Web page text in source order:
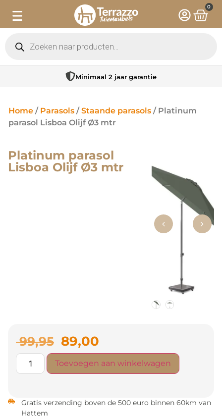
0
Minimaal 2 jaar garantie
Home / Parasols / Staande parasols / Platinum
parasol Lisboa Olijf Ø3 mtr
Platinum parasol
Lisboa Olijf Ø3 mtr
99,95 89,00
Toevoegen aan winkelwagen
Gratis verzending boven de 500 euro binnen 60km van
Hattem